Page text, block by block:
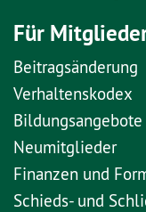
Für
Beitragsänderung
Verhaltenskodex
Bildungsangebote
Neumitglieder
Finanzen und
Schieds- und